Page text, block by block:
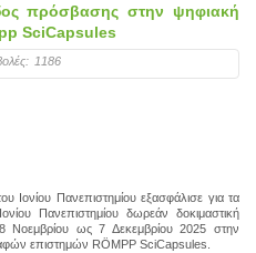
πρόσβασης στην ψηφιακή
SciCapsules
1186
Ιονίου Πανεπιστημίου εξασφάλισε για τα
Πανεπιστημίου δωρεάν δοκιμαστική
Νοεμβρίου ως 7 Δεκεμβρίου 2025 στην
επιστημών RÖMPP SciCapsules.